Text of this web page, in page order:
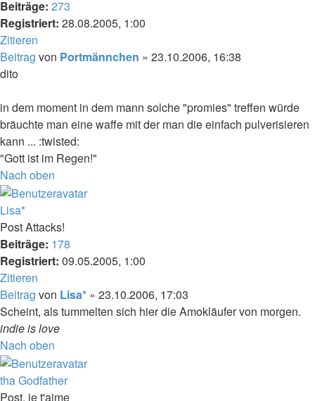
Beiträge: 273
Registriert: 28.08.2005, 1:00
Zitieren
Beitrag von Portmännchen » 23.10.2006, 16:38
dito
in dem moment in dem mann solche "promies" treffen würde
bräuchte man eine waffe mit der man die einfach pulverisieren
kann ... :twisted:
"Gott ist im Regen!"
Nach oben
Lisa*
Post Attacks!
Beiträge: 178
Registriert: 09.05.2005, 1:00
Zitieren
Beitrag von Lisa* » 23.10.2006, 17:03
Scheint, als tummelten sich hier die Amokläufer von morgen.
indie is love
Nach oben
tha Godfather
Post, je t'aime